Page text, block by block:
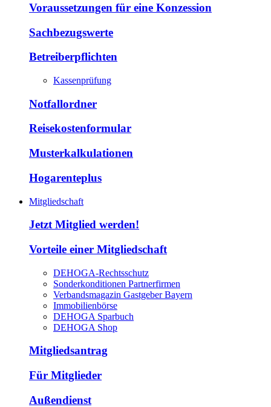
Voraussetzungen für eine Konzession
Sachbezugswerte
Betreiberpflichten
Kassenprüfung
Notfallordner
Reisekostenformular
Musterkalkulationen
Hogarenteplus
Mitgliedschaft
Jetzt Mitglied werden!
Vorteile einer Mitgliedschaft
DEHOGA-Rechtsschutz
Sonderkonditionen Partnerfirmen
Verbandsmagazin Gastgeber Bayern
Immobilienbörse
DEHOGA Sparbuch
DEHOGA Shop
Mitgliedsantrag
Für Mitglieder
Außendienst